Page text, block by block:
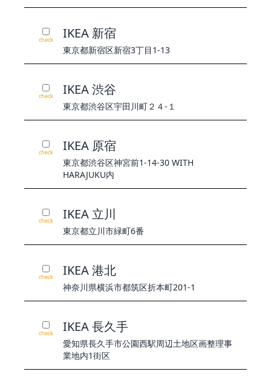
check IKEA 新宿
東京都新宿区新宿3丁目1-13
check IKEA 渋谷
東京都渋谷区宇田川町２４-１
check IKEA 原宿
東京都渋谷区神宮前1-14-30 WITH
HARAJUKU内
check IKEA 立川
東京都立川市緑町6番
check IKEA 港北
神奈川県横浜市都筑区折本町201-1
check IKEA 長久手
愛知県長久手市公園西駅周辺土地区画整理事
業地内1街区